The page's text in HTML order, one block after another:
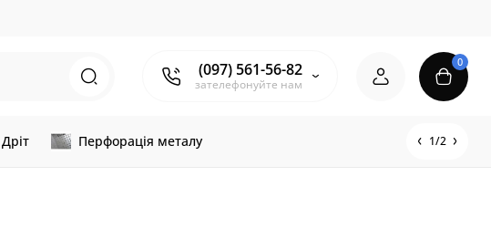
(097) 561-56-82
зателефонуйте нам
0
Дріт Перфорація металу 1/2